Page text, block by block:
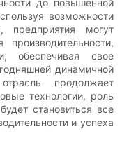
до повышенной
возможности
предприятия могут
обеспечивая свое
динамичной
продолжает
технологии, роль
становиться все
и успеха